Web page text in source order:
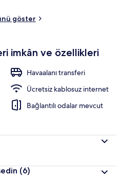
göster
imkân ve özellikleri
Havaalanı transferi
Ücretsiz kablosuz internet
Bağlantılı odalar mevcut
(6)